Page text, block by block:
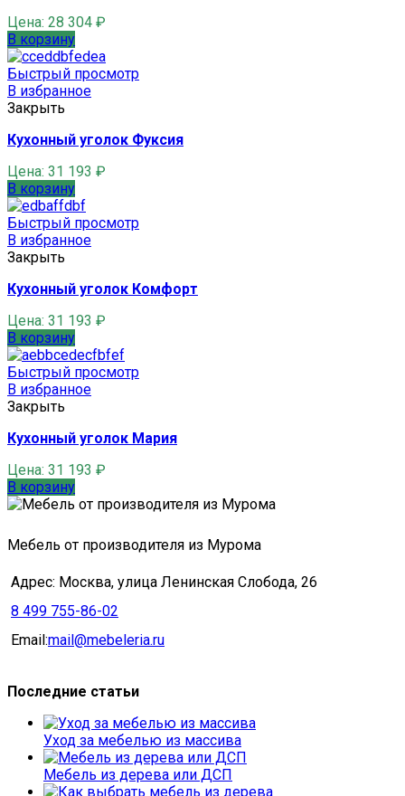
Цена: 28 304 ₽
В корзину
Быстрый просмотр
В избранное
Закрыть
Кухонный уголок Фуксия
Цена: 31 193 ₽
В корзину
Быстрый просмотр
В избранное
Закрыть
Кухонный уголок Комфорт
Цена: 31 193 ₽
В корзину
Быстрый просмотр
В избранное
Закрыть
Кухонный уголок Мария
Цена: 31 193 ₽
В корзину
Мебель от производителя из Мурома
Адрес: Москва, улица Ленинская Слобода, 26
8 499 755-86-02
Email:mail@mebeleria.ru
Последние статьи
Уход за мебелью из массива
Мебель из дерева или ДСП